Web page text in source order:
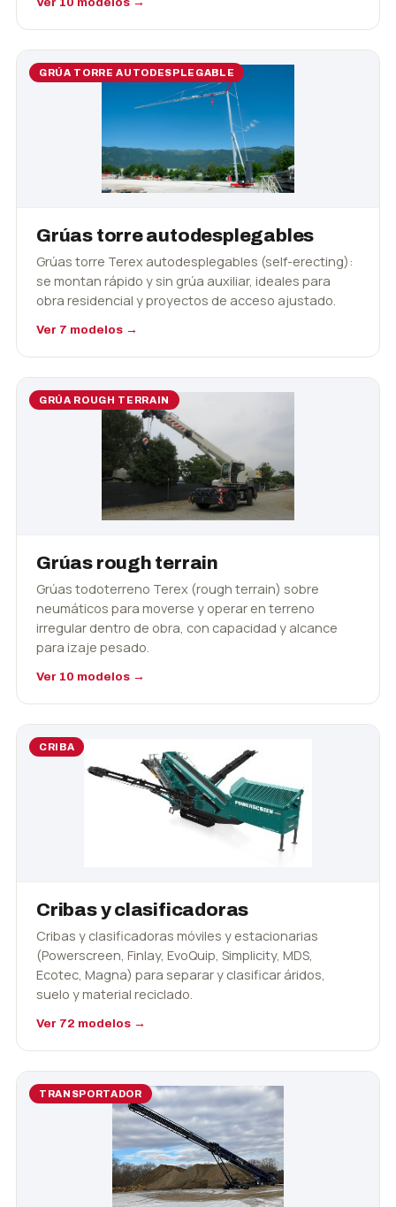
GRÚA TORRE AUTODESPLEGABLE
Grúas torre autodesplegables
Grúas torre Terex autodesplegables (self-erecting):
se montan rápido y sin grúa auxiliar, ideales para
obra residencial y proyectos de acceso ajustado.
Ver 7 modelos →
GRÚA ROUGH TERRAIN
Grúas rough terrain
Grúas todoterreno Terex (rough terrain) sobre
neumáticos para moverse y operar en terreno
irregular dentro de obra, con capacidad y alcance
para izaje pesado.
Ver 10 modelos →
CRIBA
Cribas y clasificadoras
Cribas y clasificadoras móviles y estacionarias
(Powerscreen, Finlay, EvoQuip, Simplicity, MDS,
Ecotec, Magna) para separar y clasificar áridos,
suelo y material reciclado.
Ver 72 modelos →
TRANSPORTADOR